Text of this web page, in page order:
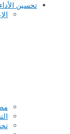
تحسين الأداء